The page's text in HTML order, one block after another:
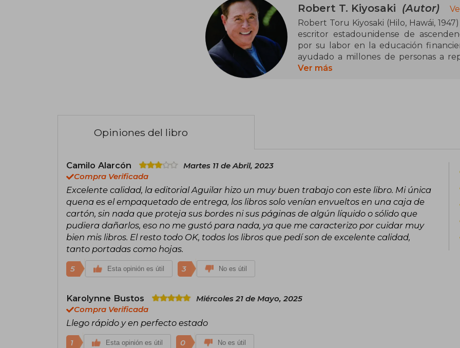
Robert T. Kiyosaki (Autor)
Robert Toru Kiyosaki (Hilo, Hawái,
escritor estadounidense de
por su labor en la educación
ayudado a millones de personas a
inversión, promoviendo la
enseñanzas de dos figuras
y vendido en más de 80 países, se
Ver más
Opiniones del libro
Camilo Alarcón
Martes 11 de Abril, 2023
Compra Verificada
Excelente calidad, la editorial Aguilar hizo un muy buen trabajo con este libro. Mi única
quena es el empaquetado de entrega, los libros solo venían envueltos en una caja de
cartón, sin nada que proteja sus bordes ni sus páginas de algún líquido o sólido que
pudiera dañarlos, eso no me gustó para nada, ya que me caracterizo por cuidar muy
bien mis libros. El resto todo OK, todos los libros que pedí son de excelente calidad,
tanto portadas como hojas.
5 Esta opinión es útil 3 No es útil
Karolynne Bustos
Miércoles 21 de Mayo, 2025
Compra Verificada
Llego rápido y en perfecto estado
1 Esta opinión es útil 0 No es útil